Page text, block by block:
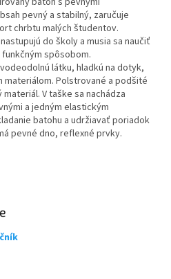
pevný a stabilný, zaručuje
chrbtu malých študentov.
do školy a musia sa naučiť
spôsobom.
látku, hladkú na dotyk,
Polstrované a podšité
V taške sa nachádza
a jedným elastickým
batohu a udržiavať poriadok
pevné dno, reflexné prvky.